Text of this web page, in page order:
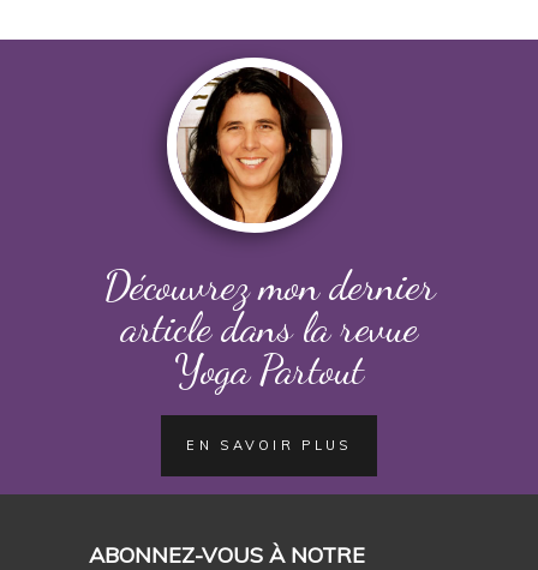
Découvrez mon dernier
article dans la revue
Yoga Partout
EN SAVOIR PLUS
ABONNEZ-VOUS À NOTRE